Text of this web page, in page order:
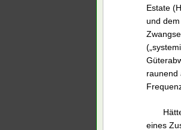
Estate
und
raunend
eines